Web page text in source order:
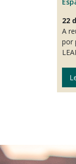
22
A
por